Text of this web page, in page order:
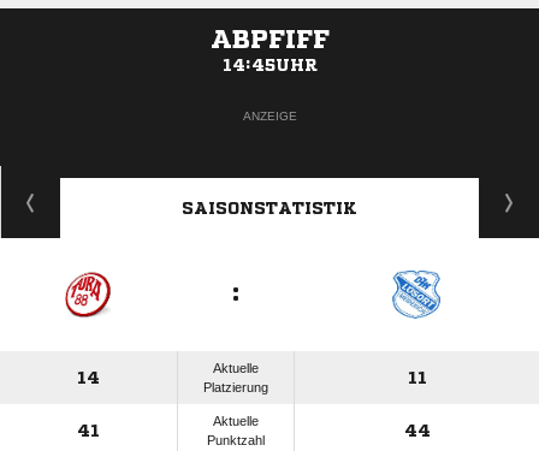
ABPFIFF
14:45UHR
ANZEIGE
SAISONSTATISTIK
:
14
Aktuelle
Platzierung
11
41
Aktuelle
Punktzahl
44